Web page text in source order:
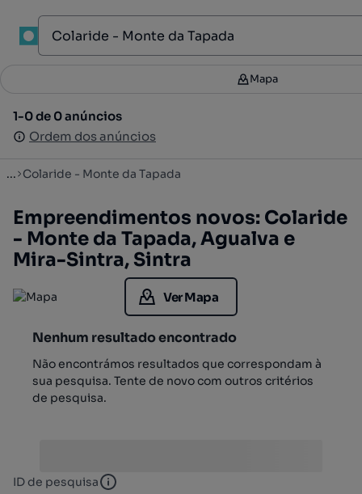
Filtros
1-0 de 0 anúncios
Ordem dos anúncios
Mapa
1-0 de 0 anúncios
Ordem dos anúncios
... Colaride - Monte da Tapada
Empreendimentos novos: Colaride
- Monte da Tapada, Agualva e
Mira-Sintra, Sintra
Ver Mapa
Nenhum resultado encontrado
Não encontrámos resultados que correspondam à
sua pesquisa. Tente de novo com outros critérios
de pesquisa.
ID de pesquisa ID de pesquisa